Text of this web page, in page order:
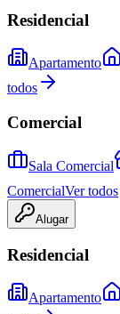
Residencial
Apartamento
todos
Comercial
Sala Comercial
ComercialVer todos
Alugar
Residencial
Apartamento